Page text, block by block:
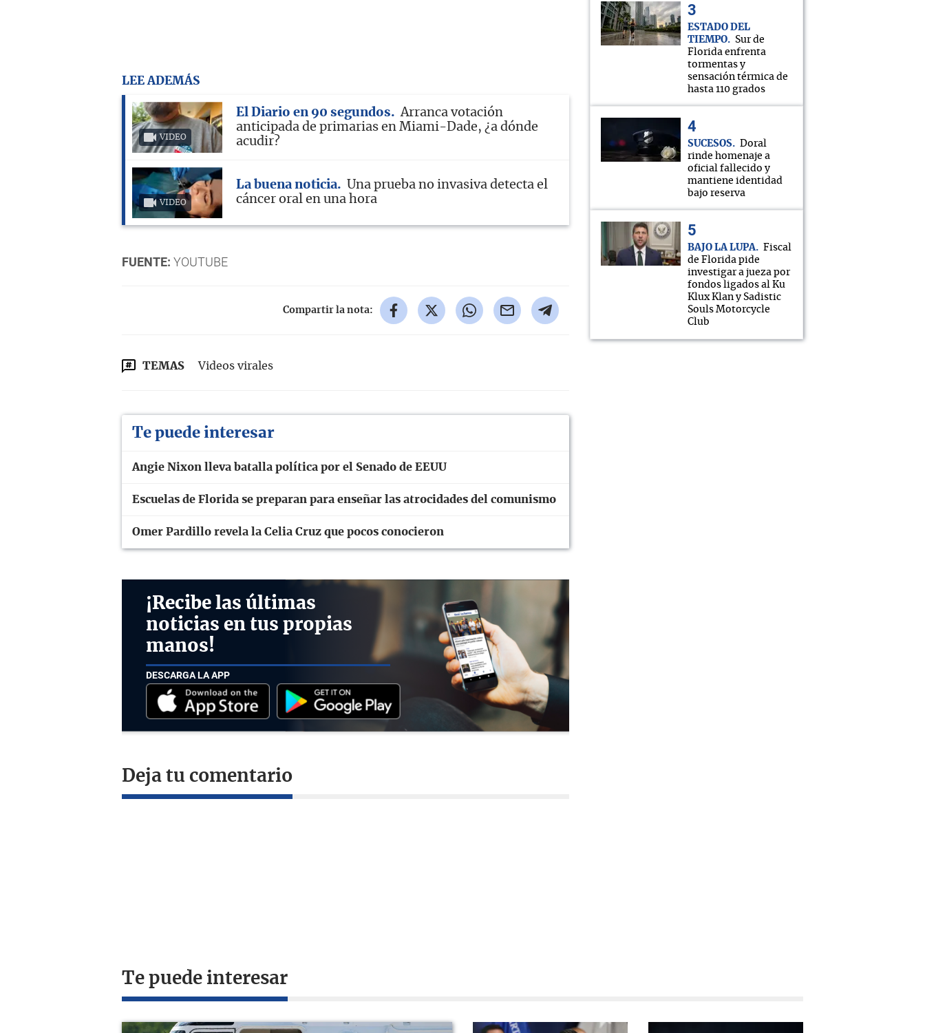
LEE ADEMÁS
VIDEO
El Diario en 90 segundos
Arranca votación
anticipada de primarias en Miami-Dade, ¿a dónde
acudir?
VIDEO
La buena noticia
Una prueba no invasiva detecta el
cáncer oral en una hora
FUENTE: YOUTUBE
Compartir la nota:
TEMAS Videos virales
Te puede interesar
Angie Nixon lleva batalla política por el Senado de EEUU
Escuelas de Florida se preparan para enseñar las atrocidades del comunismo
Omer Pardillo revela la Celia Cruz que pocos conocieron
¡Recibe las últimas
noticias en tus propias
manos!
DESCARGA LA APP
Deja tu comentario
ESTADO DEL
TIEMPO
Sur de
Florida enfrenta
tormentas y
sensación térmica de
hasta 110 grados
SUCESOS
Doral
rinde homenaje a
oficial fallecido y
mantiene identidad
bajo reserva
BAJO LA LUPA
Fiscal
de Florida pide
investigar a jueza por
fondos ligados al Ku
Klux Klan y Sadistic
Souls Motorcycle
Club
Te puede interesar